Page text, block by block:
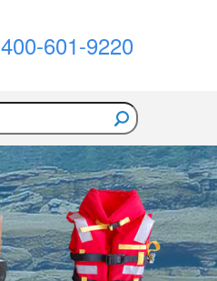
400-601-9220